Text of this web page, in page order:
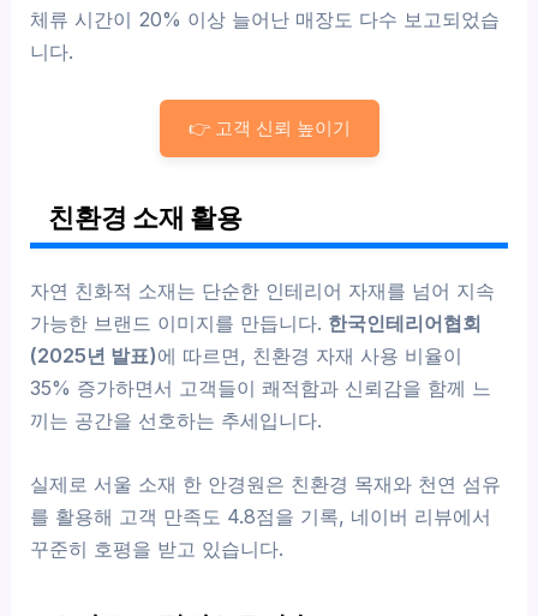
체류 시간이 20% 이상 늘어난 매장도 다수 보고되었습
니다.
👉 고객 신뢰 높이기
친환경 소재 활용
자연 친화적 소재는 단순한 인테리어 자재를 넘어 지속
가능한 브랜드 이미지를 만듭니다. 한국인테리어협회
(2025년 발표)에 따르면, 친환경 자재 사용 비율이
35% 증가하면서 고객들이 쾌적함과 신뢰감을 함께 느
끼는 공간을 선호하는 추세입니다.
실제로 서울 소재 한 안경원은 친환경 목재와 천연 섬유
를 활용해 고객 만족도 4.8점을 기록, 네이버 리뷰에서
꾸준히 호평을 받고 있습니다.